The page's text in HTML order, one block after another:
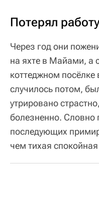
Потерял
Через год они
на яхте в Майами, а
коттеджном
случилось потом,
утрировано
болезненно. Словно
последующих
чем тихая